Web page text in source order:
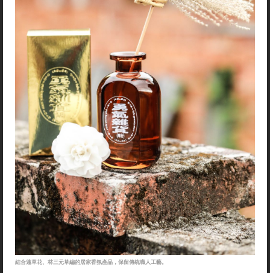
結合蓪草花、林三元草編的居家香氛產品，保留傳統職人工藝。